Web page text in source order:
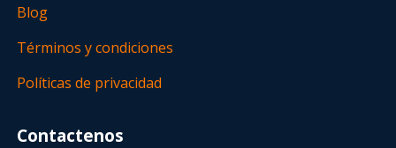
Blog
Términos y condiciones
Políticas de privacidad
Contactenos